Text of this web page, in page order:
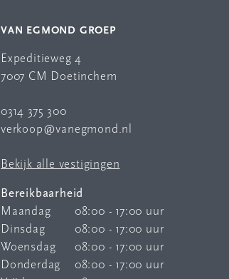
VAN EGMOND GROEP
Expeditieweg 4
7007 CM Doetinchem
0314 375 300
verkoop@vanegmond.nl
Bekijk alle vestigingen
Bereikbaarheid
Maandag
08:00 - 17:00 uur
Dinsdag
08:00 - 17:00 uur
Woensdag
08:00 - 17:00 uur
Donderdag
08:00 - 17:00 uur